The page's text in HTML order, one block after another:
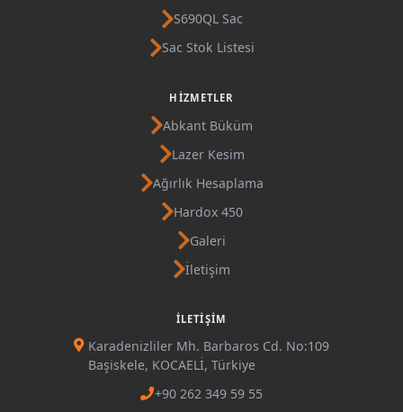
S690QL Sac
Sac Stok Listesi
HIZMETLER
Abkant Büküm
Lazer Kesim
Ağırlık Hesaplama
Hardox 450
Galeri
İletişim
İLETIŞIM
Karadenizliler Mh. Barbaros Cd. No:109
Başiskele, KOCAELİ, Türkiye
+90 262 349 59 55